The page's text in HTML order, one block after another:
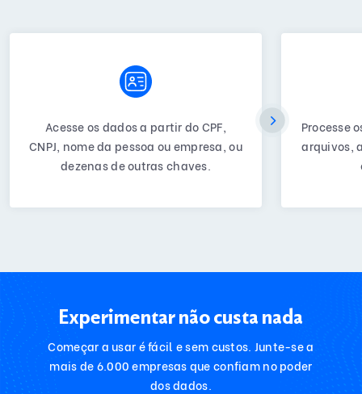
Acesse os dados a partir do CPF,
CNPJ, nome da pessoa ou empresa, ou
dezenas de outras chaves.
Processe
arquivos,
Experimentar não custa nada
Começar a usar é fácil e sem custos. Junte-se a
mais de 6.000 empresas que confiam no poder
dos dados.